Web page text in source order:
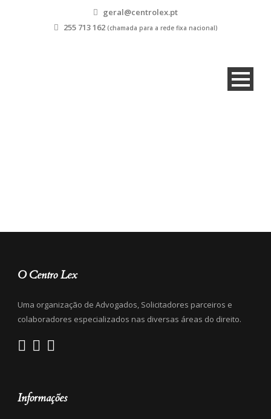
geral@centrolex.pt
255 713 162 (chamada para a rede fixa nacional)
O Centro Lex
Uma organização de Advogados, Solicitadores parceiros e
colaboradores especializados nas diversas áreas do direito.
Informações